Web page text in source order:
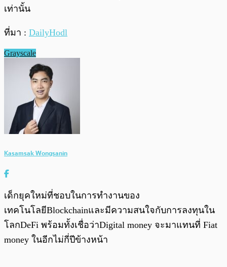
เท่านั้น
ที่มา : DailyHodl
Grayscale
Kasamsak Wongsanin
เด็กยุคใหม่ที่ชอบในการทำงานของ
เทคโนโลยีBlockchainและมีความสนใจกับการลงทุนใน
โลกDeFi พร้อมทั้งเชื่อว่าDigital money จะมาแทนที่ Fiat
money ในอีกไม่กี่ปีข้างหน้า